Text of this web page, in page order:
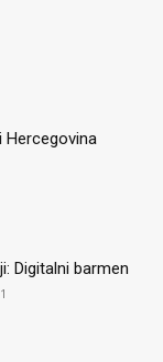
Hercegovina
Digitalni barmen